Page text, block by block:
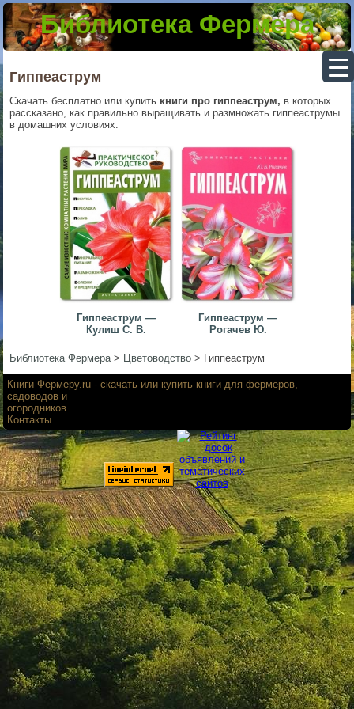
Библиотека Фермера
Гиппеаструм
Скачать бесплатно или купить книги про гиппеаструм, в которых
рассказано, как правильно выращивать и размножать гиппеаструмы
в домашних условиях.
Гиппеаструм —
Кулиш С. В.
Гиппеаструм —
Рогачев Ю.
Библиотека Фермера> Цветоводство > Гиппеаструм
▼
▼
▼
▼
▼
Книги-Фермеру.ru - скачать или купить книги для фермеров,
садоводов и
огородников.
Контакты